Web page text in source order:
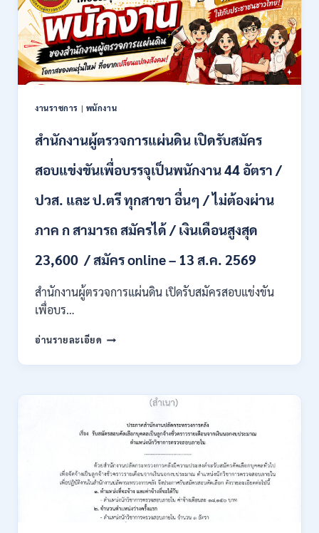
รับ
สมัคร
คัด
เลือก
บุคคล
เพื่อ
เป็น
ชั่วคราว
หลาย
อัตรา
/
ป.ตรี
หลาย
+
เงิน
สูงสุด
15
2569
งานราชการ | พนักงาน
สำนักงานผู้ตรวจการแผ่นดิน เปิดรับสมัคร
สอบแข่งขันเพื่อบรรจุเป็นพนักงาน 44 อัตรา /
ปวส. และ ป.ตรี ทุกสาขา อื่นๆ / ไม่ต้องผ่าน
ภาค ก สามารถ สมัครได้ / เงินเดือนสูงสุด
23,600 / สมัคร online – 13 ส.ค. 2569
สำนักงานผู้ตรวจการแผ่นดิน เปิดรับสมัครสอบแข่งขัน
เพื่อบร…
อ่านรายละเอียด สำนักงาน
ตรวจ
แผ่น
รับ
สอบ
แข่งขัน
เพื่อ
บรรจุ
เป็น